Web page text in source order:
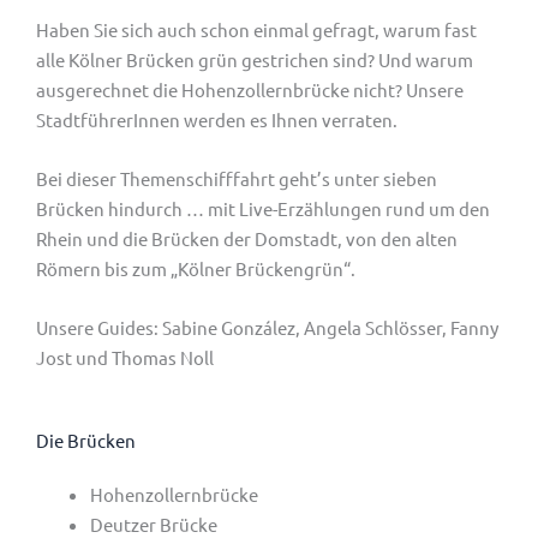
Haben Sie sich auch schon einmal gefragt, warum fast
alle Kölner Brücken grün gestrichen sind? Und warum
ausgerechnet die Hohenzollernbrücke nicht? Unsere
StadtführerInnen werden es Ihnen verraten.
Bei dieser Themenschifffahrt geht’s unter sieben
Brücken hindurch … mit Live-Erzählungen rund um den
Rhein und die Brücken der Domstadt, von den alten
Römern bis zum „Kölner Brückengrün“.
Unsere Guides: Sabine González, Angela Schlösser, Fanny
Jost und Thomas Noll
Die Brücken
Hohenzollernbrücke
Deutzer Brücke